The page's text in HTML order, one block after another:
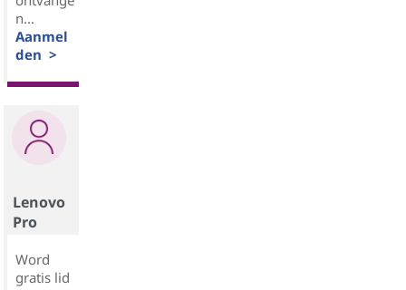
n...
Aanmel
den >
Lenovo
Pro
Word
gratis lid